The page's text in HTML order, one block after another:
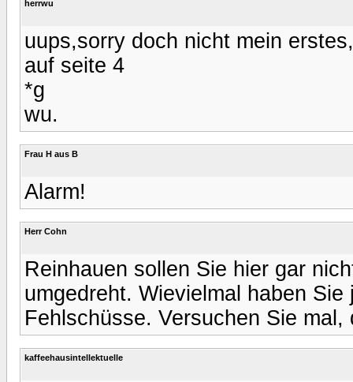
herrwu
uups,sorry doch nicht mein
auf seite 4
*g
wu.
Frau H aus B
Alarm!
Herr Cohn
Reinhauen sollen Sie hier gar
umgedreht. Wievielmal haben
Fehlschüsse. Versuchen Sie
kaffeehausintellektuelle